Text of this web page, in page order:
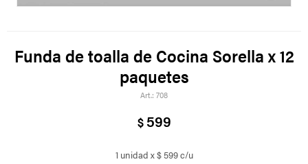
Funda de toalla de Cocina Sorella x 12
paquetes
708
$ 599
1 unidad x $ 599 c/u